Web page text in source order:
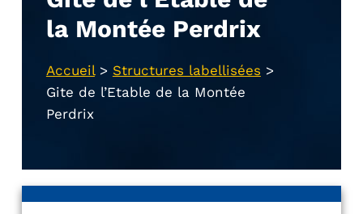
la Montée Perdrix
Accueil> Structures labellisées >
Gite de l’Etable de la Montée
Perdrix